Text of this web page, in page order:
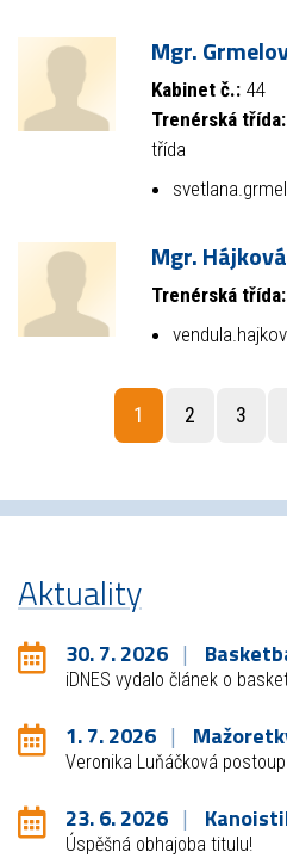
Mgr.
Kabinet č.: 44
Trenérská třída:
třída
Mgr.
Trenérská třída:
1 2 3
Aktuality
30. 7. 2026
iDNES vydalo článek o
1. 7. 2026
Veronika Luňáčková
23. 6. 2026
Úspěšná obhajoba titulu!